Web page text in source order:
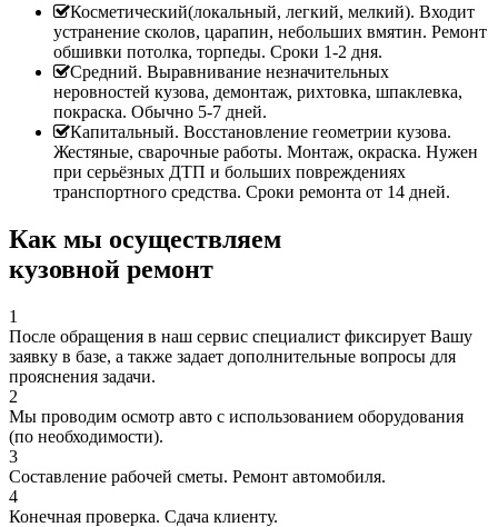
Косметический(локальный, легкий, мелкий). Входит
устранение сколов, царапин, небольших вмятин. Ремонт
обшивки потолка, торпеды. Сроки 1-2 дня.
Средний. Выравнивание незначительных
неровностей кузова, демонтаж, рихтовка, шпаклевка,
покраска. Обычно 5-7 дней.
Капитальный. Восстановление геометрии кузова.
Жестяные, сварочные работы. Монтаж, окраска. Нужен
при серьёзных ДТП и больших повреждениях
транспортного средства. Сроки ремонта от 14 дней.
Как мы осуществляем
кузовной ремонт
1
После обращения в наш сервис специалист фиксирует Вашу
заявку в базе, а также задает дополнительные вопросы для
прояснения задачи.
2
Мы проводим осмотр авто с использованием оборудования
(по необходимости).
3
Составление рабочей сметы. Ремонт автомобиля.
4
Конечная проверка. Сдача клиенту.